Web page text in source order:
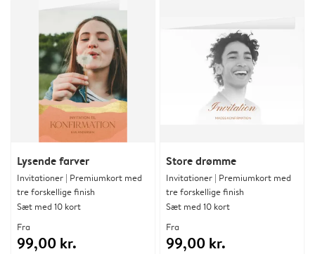
Lysende farver
Invitationer | Premiumkort med
tre forskellige finish
Sæt med 10 kort
Fra
99,00 kr.
Store drømme
Invitationer | Premiumkort med
tre forskellige finish
Sæt med 10 kort
Fra
99,00 kr.